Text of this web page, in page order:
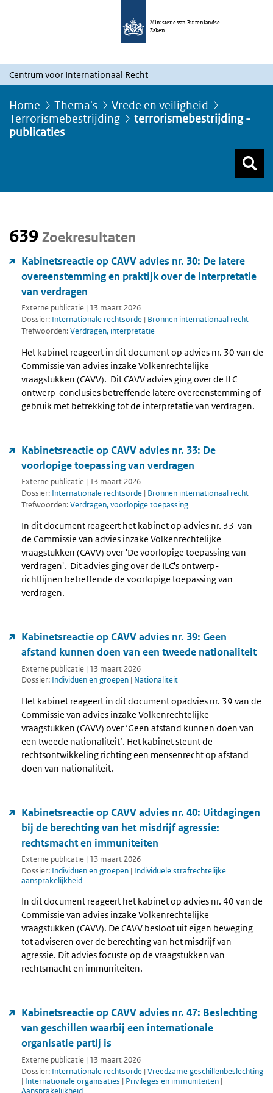
Ministerie van Buitenlandse
Zaken
Centrum voor Internationaal Recht
Home Thema's
Vrede en veiligheid
Terrorismebestrijding
terrorismebestrijding -
publicaties
639 Zoekresultaten
Kabinetsreactie op CAVV advies nr. 30: De latere
overeenstemming en praktijk over de interpretatie
van verdragen
Externe publicatie | 13 maart 2026
Dossier: Internationale rechtsorde | Bronnen internationaal recht
Trefwoorden:Verdragen, interpretatie
Het kabinet reageert in dit document op advies nr. 30 van de
Commissie van advies inzake Volkenrechtelijke
vraagstukken (CAVV). Dit CAVV advies ging over de ILC
ontwerp-conclusies betreffende latere overeenstemming of
gebruik met betrekking tot de interpretatie van verdragen.
Kabinetsreactie op CAVV advies nr. 33: De
voorlopige toepassing van verdragen
Externe publicatie | 13 maart 2026
Dossier: Internationale rechtsorde | Bronnen internationaal recht
Trefwoorden:Verdragen, voorlopige toepassing
In dit document reageert het kabinet op advies nr. 33 van
de Commissie van advies inzake Volkenrechtelijke
vraagstukken (CAVV) over 'De voorlopige toepassing van
verdragen'. Dit advies ging over de ILC's ontwerp-
richtlijnen betreffende de voorlopige toepassing van
verdragen.
Kabinetsreactie op CAVV advies nr. 39: Geen
afstand kunnen doen van een tweede nationaliteit
Externe publicatie | 13 maart 2026
Dossier: Individuen en groepen | Nationaliteit
Het kabinet reageert in dit document opadvies nr. 39 van de
Commissie van advies inzake Volkenrechtelijke
vraagstukken (CAVV) over ‘Geen afstand kunnen doen van
een tweede nationaliteit’. Het kabinet steunt de
rechtsontwikkeling richting een mensenrecht op afstand
doen van nationaliteit.
Kabinetsreactie op CAVV advies nr. 40: Uitdagingen
bij de berechting van het misdrijf agressie:
rechtsmacht en immuniteiten
Externe publicatie | 13 maart 2026
Dossier: Individuen en groepen | Individuele strafrechtelijke
aansprakelijkheid
In dit document reageert het kabinet op advies nr. 40 van de
Commissie van advies inzake Volkenrechtelijke
vraagstukken (CAVV). De CAVV besloot uit eigen beweging
tot adviseren over de berechting van het misdrijf van
agressie. Dit advies focuste op de vraagstukken van
rechtsmacht en immuniteiten.
Kabinetsreactie op CAVV advies nr. 47: Beslechting
van geschillen waarbij een internationale
organisatie partij is
Externe publicatie | 13 maart 2026
Dossier: Internationale rechtsorde | Vreedzame geschillenbeslechting
| Internationale organisaties | Privileges en immuniteiten |
Aansprakelijkheid